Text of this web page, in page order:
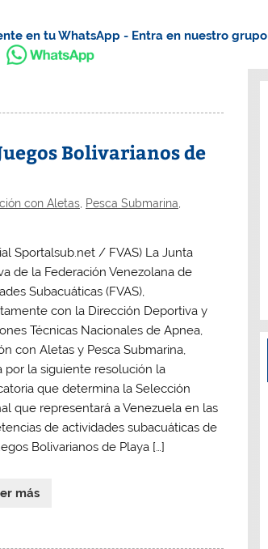
en tu WhatsApp - Entra en nuestro grupo
Bolivarianos de
con Aletas, Pesca Submarina
Sportalsub.net / FVAS) La Junta
de la Federación Venezolana de
Subacuáticas (FVAS),
con la Dirección Deportiva y
Técnicas Nacionales de Apnea,
con Aletas y Pesca Submarina,
por la siguiente resolución la
que determina la Selección
que representará a Venezuela en las
de actividades subacuáticas de
Bolivarianos de Playa […]
más